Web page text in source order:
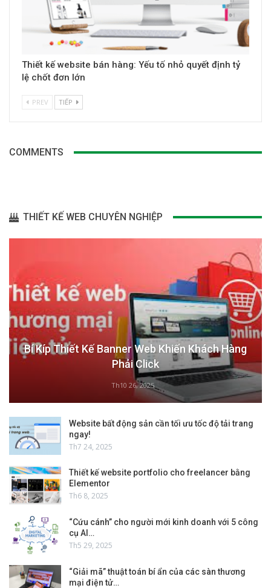
Thiết kế website bán hàng: Yếu tố nhỏ quyết định tỷ
lệ chốt đơn lớn
PREV TIẾP
COMMENTS
THIẾT KẾ WEB CHUYÊN NGHIỆP
Bí Kíp Thiết Kế Banner Web Khiến Khách Hàng
Phải Click
Th10 26, 2025
Website bất động sản cần tối ưu tốc độ tải trang
ngay!
Th7 24, 2025
Thiết kế website portfolio cho freelancer bằng
Elementor
Th6 8, 2025
“Cứu cánh” cho người mới kinh doanh với 5 công
cụ AI…
Th5 29, 2025
“Giải mã” thuật toán bí ẩn của các sàn thương
mại điện tử…